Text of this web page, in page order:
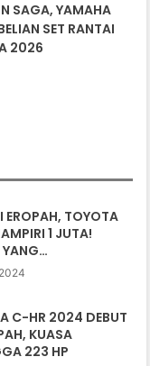
SAGA, YAMAHA
SET RANTAI
2026
EROPAH, TOYOTA
1 JUTA!
YANG…
C-HR 2024 DEBUT
KUASA
223 HP